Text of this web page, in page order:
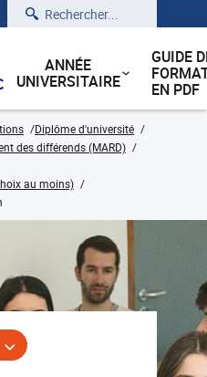
Rechercher
ANNÉE
UNIVERSITAIRE
GUIDE
EN PDF
Diplôme d'université
des différends (MARD)
au moins)